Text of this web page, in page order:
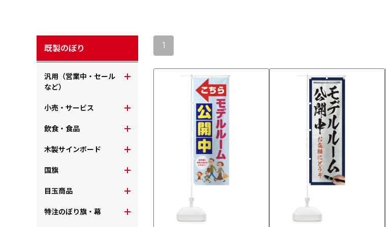
既製のぼり
汎用（営業中・セール
など）
小売・サービス
飲食・食品
木製サインボード
国旗
目玉商品
特注のぼり旗・幕
1